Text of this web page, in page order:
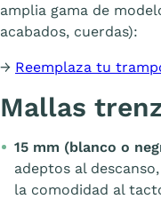
amplia gama de
acabados, cuerdas):
→ Reemplaza tu
Mallas
15 mm (blanco o
adeptos al
la comodidad al